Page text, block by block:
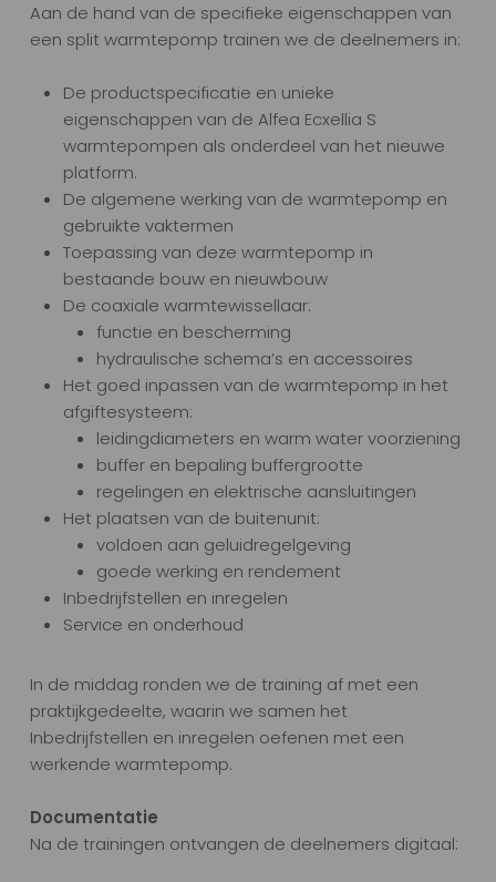
Aan de hand van de specifieke eigenschappen van
een split warmtepomp trainen we de deelnemers in:
De productspecificatie en unieke
eigenschappen van de Alfea Ecxellia S
warmtepompen als onderdeel van het nieuwe
platform.
De algemene werking van de warmtepomp en
gebruikte vaktermen
Toepassing van deze warmtepomp in
bestaande bouw en nieuwbouw
De coaxiale warmtewissellaar:
functie en bescherming
hydraulische schema’s en accessoires
Het goed inpassen van de warmtepomp in het
afgiftesysteem:
leidingdiameters en warm water voorziening
buffer en bepaling buffergrootte
regelingen en elektrische aansluitingen
Het plaatsen van de buitenunit:
voldoen aan geluidregelgeving
goede werking en rendement
Inbedrijfstellen en inregelen
Service en onderhoud
In de middag ronden we de training af met een
praktijkgedeelte, waarin we samen het
Inbedrijfstellen en inregelen oefenen met een
werkende warmtepomp.
Documentatie
Na de trainingen ontvangen de deelnemers digitaal: